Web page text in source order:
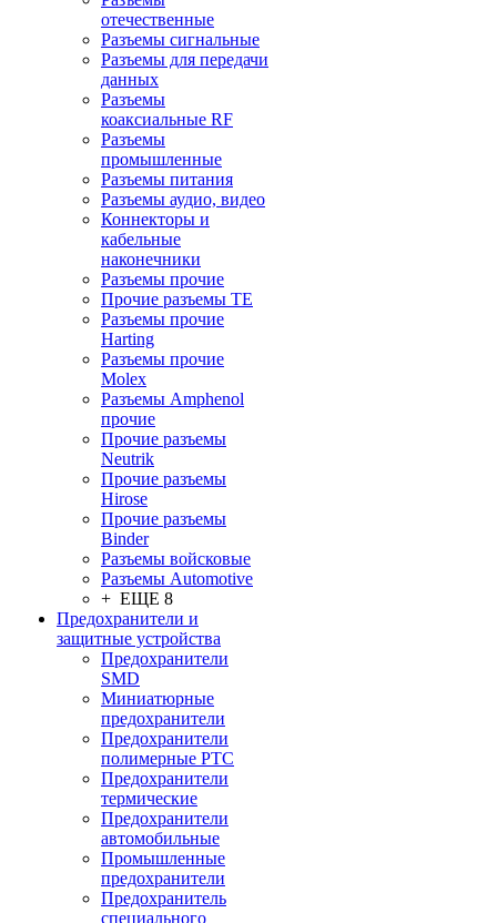
отечественные
Разъeмы сигнальные
Разъeмы для передачи
данных
Разъeмы
коаксиальные RF
Разъeмы
промышленные
Разъeмы питания
Разъeмы аудио, видео
Коннекторы и
кабельные
наконечники
Разъeмы прочие
Прочие разъемы TE
Разъемы прочие
Harting
Разъемы прочие
Molex
Разъемы Amphenol
прочие
Прочие разъемы
Neutrik
Прочие разъемы
Hirose
Прочие разъемы
Binder
Разъемы войсковые
Разъeмы Automotive
+ ЕЩЕ 8
Предохранители и
защитные устройства
Предохранители
SMD
Миниатюрные
предохранители
Предохранители
полимерные PTC
Предохранители
термические
Предохранители
автомобильные
Промышленные
предохранители
Предохранитель
специального